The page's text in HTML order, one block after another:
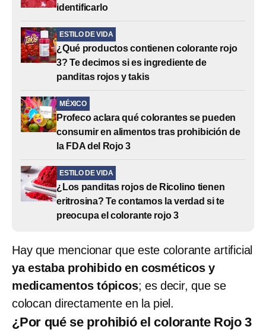
identificarlo
ESTILO DE VIDA
¿Qué productos contienen colorante rojo
3? Te decimos si es ingrediente de
panditas rojos y takis
MÉXICO
Profeco aclara qué colorantes se pueden
consumir en alimentos tras prohibición de
la FDA del Rojo 3
ESTILO DE VIDA
¿Los panditas rojos de Ricolino tienen
eritrosina? Te contamos la verdad si te
preocupa el colorante rojo 3
Hay que mencionar que este colorante artificial
ya estaba prohibido en cosméticos y
medicamentos tópicos; es decir, que se
colocan directamente en la piel.
¿Por qué se prohibió el colorante Rojo 3